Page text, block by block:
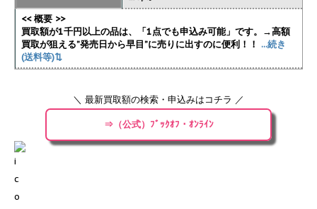
<< 概要 >>
買取額が1千円以上の品は、「1点でも申込み可能」です。→高額
買取が狙える”発売日から早目”に売りに出すのに便利！！ ...続き
(送料等)⇅
＼ 最新買取額の検索・申込みはコチラ ／
⇒（公式）ﾌﾞｯｸｵﾌ・ｵﾝﾗｲﾝ